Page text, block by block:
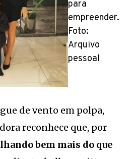
para
empreender.
Foto:
Arquivo
pessoal
de vento em polpa,
reconhece que, por
bem mais do que